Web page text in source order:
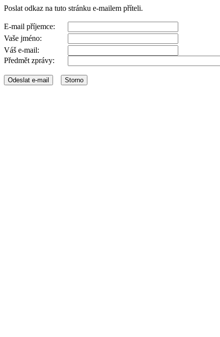
Poslat odkaz na tuto stránku e-mailem příteli.
E-mail příjemce:
Vaše jméno:
Váš e-mail:
Předmět zprávy: